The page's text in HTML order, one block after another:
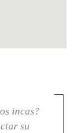
incas?
su